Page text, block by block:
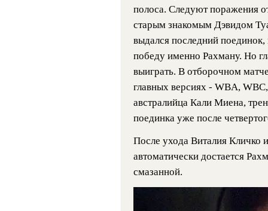
полоса. Следуют поражения
старым знакомым Дэвидом
выдался последний поединок,
победу именно Рахману. Но
выиграть. В отборочном
главных версиях - WBA,
австралийца Кали Миена,
поединка уже после
После ухода Виталия Кличко
автоматически достается
смазанной.